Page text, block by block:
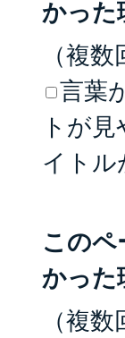
かった
（複数
言葉
トが
イトル
この
かった
（複数